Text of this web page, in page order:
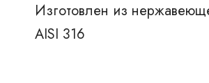
Изготовлен из
AISI 316